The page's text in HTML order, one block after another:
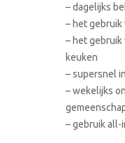
– dagelijks
– het gebruik
– het gebruik
keuken
– supersnel
– wekelijks
– gebruik